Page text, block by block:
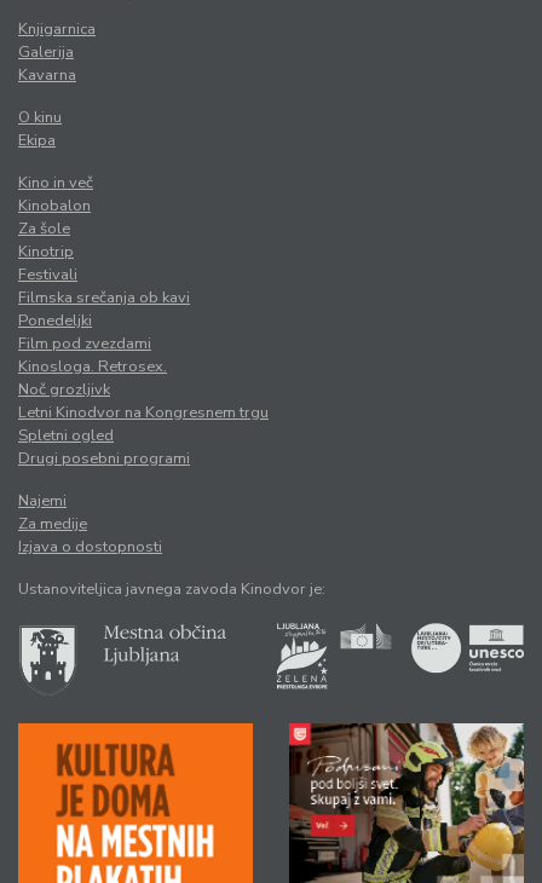
Knjigarnica
Galerija
Kavarna
O kinu
Ekipa
Kino in več
Kinobalon
Za šole
Kinotrip
Festivali
Filmska srečanja ob kavi
Ponedeljki
Film pod zvezdami
Kinosloga. Retrosex.
Noč grozljivk
Letni Kinodvor na Kongresnem trgu
Spletni ogled
Drugi posebni programi
Najemi
Za medije
Izjava o dostopnosti
Ustanoviteljica javnega zavoda Kinodvor je: